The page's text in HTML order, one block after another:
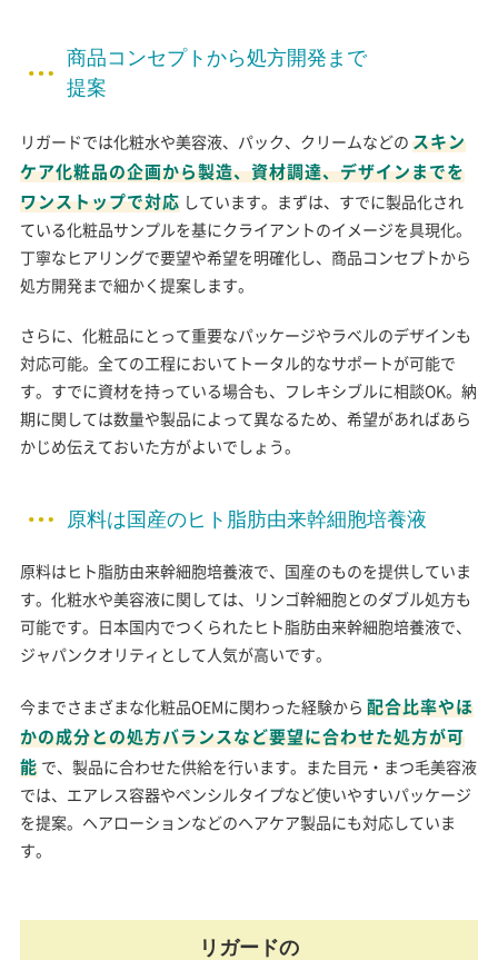
商品コンセプトから処方開発まで
提案
リガードでは化粧水や美容液、パック、クリームなどの スキン
ケア化粧品の企画から製造、資材調達、デザインまでを
ワンストップで対応 しています。まずは、すでに製品化され
ている化粧品サンプルを基にクライアントのイメージを具現化。
丁寧なヒアリングで要望や希望を明確化し、商品コンセプトから
処方開発まで細かく提案します。
さらに、化粧品にとって重要なパッケージやラベルのデザインも
対応可能。全ての工程においてトータル的なサポートが可能で
す。すでに資材を持っている場合も、フレキシブルに相談OK。納
期に関しては数量や製品によって異なるため、希望があればあら
かじめ伝えておいた方がよいでしょう。
原料は国産のヒト脂肪由来幹細胞培養液
原料はヒト脂肪由来幹細胞培養液で、国産のものを提供していま
す。化粧水や美容液に関しては、リンゴ幹細胞とのダブル処方も
可能です。日本国内でつくられたヒト脂肪由来幹細胞培養液で、
ジャパンクオリティとして人気が高いです。
今までさまざまな化粧品OEMに関わった経験から 配合比率やほ
かの成分との処方バランスなど要望に合わせた処方が可
能 で、製品に合わせた供給を行います。また目元・まつ毛美容液
では、エアレス容器やペンシルタイプなど使いやすいパッケージ
を提案。ヘアローションなどのヘアケア製品にも対応していま
す。
リガードの